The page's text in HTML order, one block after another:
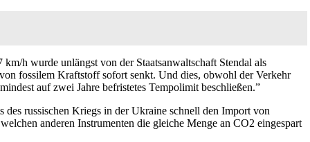
h wurde unlängst von der Staatsanwaltschaft Stendal als
fossilem Kraftstoff sofort senkt. Und dies, obwohl der Verkehr
auf zwei Jahre befristetes Tempolimit beschließen.”
des russischen Kriegs in der Ukraine schnell den Import von
anderen Instrumenten die gleiche Menge an CO2 eingespart